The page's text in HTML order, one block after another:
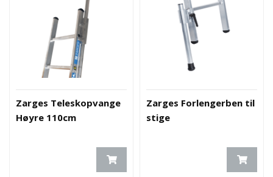
Zarges Teleskopvange
Høyre 110cm
Zarges Forlengerben til
stige